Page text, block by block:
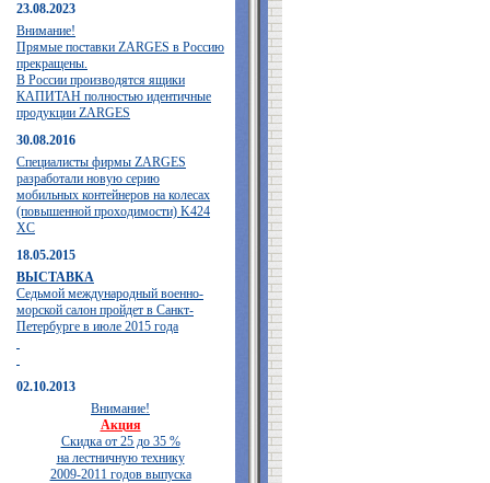
23.08.2023
Внимание!
Прямые поставки ZARGES в Россию
прекращены.
В России производятся ящики
КАПИТАН полностью идентичные
продукции ZARGES
30.08.2016
Специалисты фирмы ZARGES
разработали новую серию
мобильных контейнеров на колесах
(повышенной проходимости) K424
XC
18.05.2015
ВЫСТАВКА
Седьмой международный военно-
морской салон пройдет в Санкт-
Петербурге в июле 2015 года
02.10.2013
Внимание!
Акция
Скидка от 25 до 35 %
на лестничную технику
2009-2011 годов выпуска